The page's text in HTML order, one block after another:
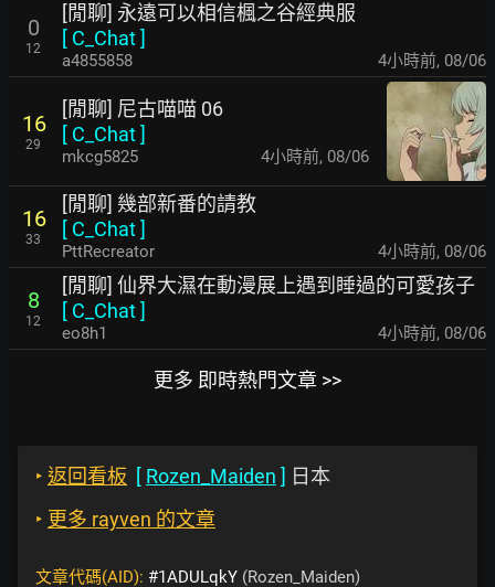
0
12
[閒聊] 永遠可以相信楓之谷經典服
[ C_Chat]
a4855858 4小時前, 08/06
16
29
[閒聊] 尼古喵喵 06
[ C_Chat]
mkcg5825 4小時前, 08/06
16
33
[閒聊] 幾部新番的請教
[ C_Chat]
PttRecreator 4小時前, 08/06
8
12
[閒聊] 仙界大濕在動漫展上遇到睡過的可愛孩子
[ C_Chat]
eo8h1 4小時前, 08/06
更多 即時熱門文章 >>
‣ 返回看板 [ Rozen_Maiden ] 日本
‣ 更多 rayven 的文章
文章代碼(AID): #1ADULqkY (Rozen_Maiden)